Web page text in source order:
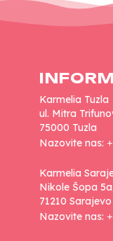
Karmelia Tuzla
ul. Mitra
75000 Tuzla
Nazovite nas:
Karmelia
Nikole Šopa
71210 Sarajevo
Nazovite nas: